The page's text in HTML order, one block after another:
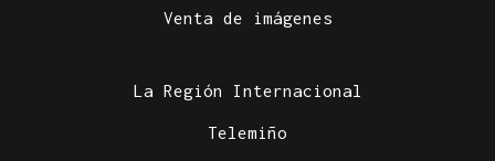
Venta de imágenes
La Región Internacional
Telemiño